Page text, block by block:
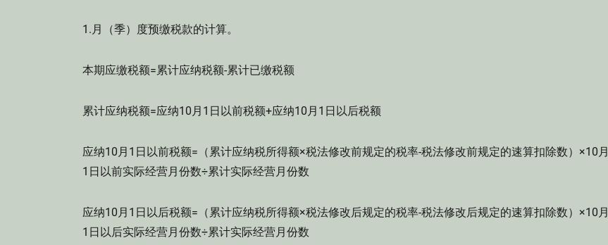
1.月（季）度预缴税款的计算。
本期应缴税额=累计应纳税额-累计已缴税额
累计应纳税额=应纳10月1日以前税额+应纳10月1日以后税额
应纳10月1日以前税额=（累计应纳税所得额×税法修改前规定的税率-税法修改前规定的速算扣除数）×10月
1日以前实际经营月份数÷累计实际经营月份数
应纳10月1日以后税额=（累计应纳税所得额×税法修改后规定的税率-税法修改后规定的速算扣除数）×10月
1日以后实际经营月份数÷累计实际经营月份数